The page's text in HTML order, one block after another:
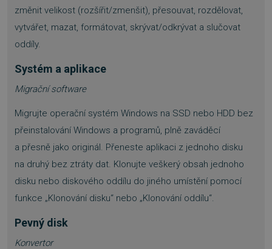
změnit velikost (rozšířit/zmenšit), přesouvat, rozdělovat,
vytvářet, mazat, formátovat, skrývat/odkrývat a slučovat
oddíly.
Systém a aplikace
Migrační software
Migrujte operační systém Windows na SSD nebo HDD bez
přeinstalování Windows a programů, plně zaváděcí
a přesně jako originál. Přeneste aplikaci z jednoho disku
na druhý bez ztráty dat. Klonujte veškerý obsah jednoho
disku nebo diskového oddílu do jiného umístění pomocí
funkce „Klonování disku“ nebo „Klonování oddílu“.
Pevný disk
Konvertor